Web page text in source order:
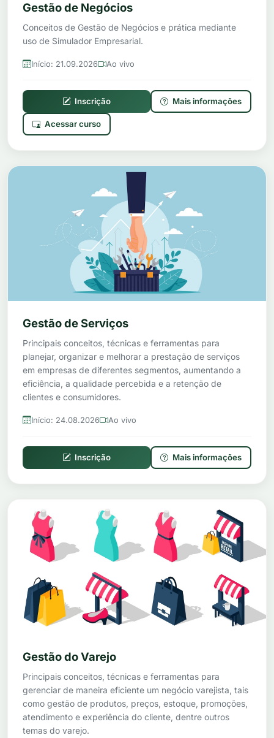
Gestão de Negócios
Conceitos de Gestão de Negócios e prática mediante
uso de Simulador Empresarial.
Início: 21.09.2026 Ao vivo
Inscrição Mais informações
Acessar curso
Gestão de Serviços
Principais conceitos, técnicas e ferramentas para
planejar, organizar e melhorar a prestação de serviços
em empresas de diferentes segmentos, aumentando a
eficiência, a qualidade percebida e a retenção de
clientes e consumidores.
Início: 24.08.2026 Ao vivo
Inscrição Mais informações
Gestão do Varejo
Principais conceitos, técnicas e ferramentas para
gerenciar de maneira eficiente um negócio varejista, tais
como gestão de produtos, preços, estoque, promoções,
atendimento e experiência do cliente, dentre outros
temas do varejo.